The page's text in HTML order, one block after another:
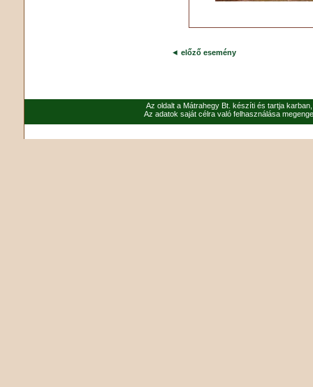
◄ előző esemény
Az oldalt a Mátrahegy Bt. készíti és tartja
Az adatok saját célra való felhasználása